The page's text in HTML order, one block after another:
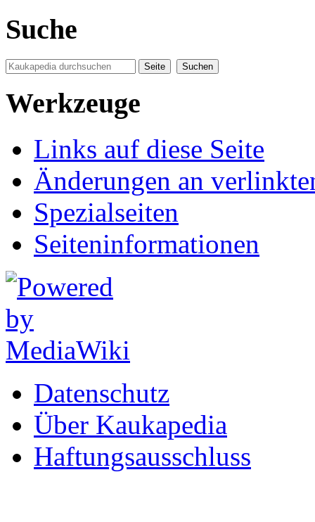
Suche
Werkzeuge
Links auf diese Seite
Änderungen an
Spezialseiten
Seiten­informationen
Datenschutz
Über Kaukapedia
Haftungsausschluss